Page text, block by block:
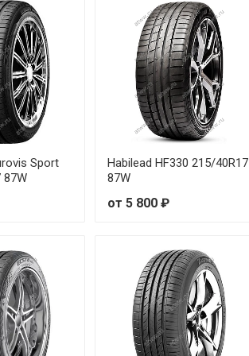
11 480 ₽
16 910 ₽
15 160 ₽
11 380 ₽
25 610 ₽
18 940 ₽
15 850 ₽
Sport
87W
Habilead HF330 215/40R17
87W
от 5 800 ₽